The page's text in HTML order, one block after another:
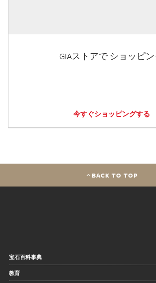
GIAストアで ショッピ
今すぐショッピングする
BACK TO TOP
宝石百科事典
教育